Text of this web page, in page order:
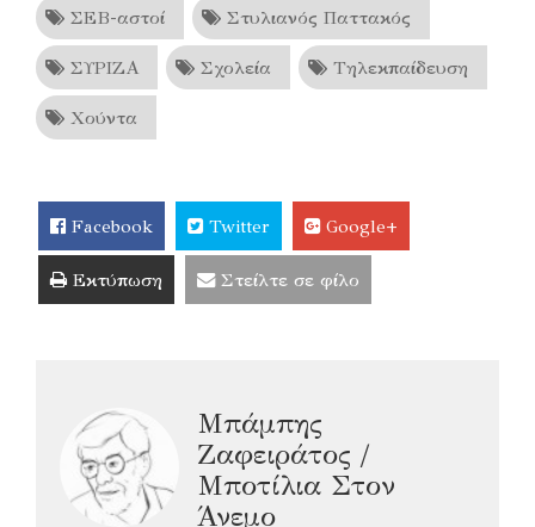
ΣΕΒ-αστοί Στυλιανός Παττακός
ΣΥΡΙΖΑ Σχολεία Τηλεκπαίδευση
Χούντα
Facebook Twitter Google+
Εκτύπωση Στείλτε σε φίλο
Μπάμπης
Ζαφειράτος /
Μποτίλια Στον
Άνεμο